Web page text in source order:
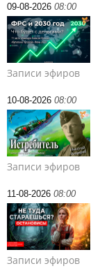
09-08-2026 08:00
Записи эфиров
10-08-2026 08:00
Записи эфиров
11-08-2026 08:00
Записи эфиров